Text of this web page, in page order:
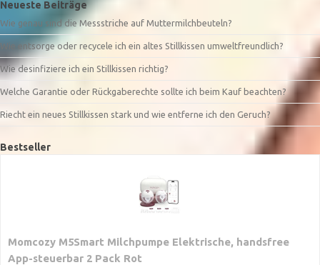
Neueste Beiträge
Wie genau sind die Messstriche auf Muttermilchbeuteln?
Wie entsorge oder recycele ich ein altes Stillkissen umweltfreundlich?
Wie desinfiziere ich ein Stillkissen richtig?
Welche Garantie oder Rückgaberechte sollte ich beim Kauf beachten?
Riecht ein neues Stillkissen stark und wie entferne ich den Geruch?
Bestseller
Momcozy M5Smart Milchpumpe Elektrische, handsfree
App-steuerbar 2 Pack Rot